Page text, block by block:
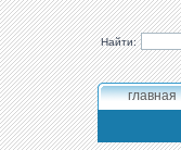
Найти:
главная